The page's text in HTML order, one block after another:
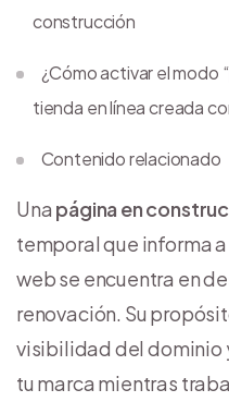
Una página en
temporal que informa
web se encuentra en
renovación. Su
visibilidad del dominio
tu marca mientras
construcción
¿Cómo activar el modo
tienda en línea creada
Contenido relacionado